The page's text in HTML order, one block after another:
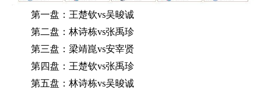
第一盘：王楚钦vs吴晙诚
第二盘：林诗栋vs张禹珍
第三盘：梁靖崑vs安宰贤
第四盘：王楚钦vs张禹珍
第五盘：林诗栋vs吴晙诚